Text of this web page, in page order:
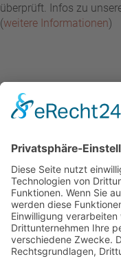
überprüft. Infos zu
(weitere Informationen)